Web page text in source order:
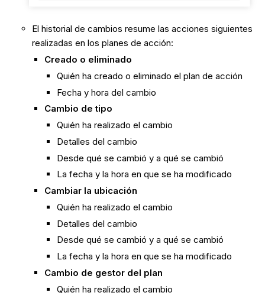
El historial de cambios resume las acciones siguientes
realizadas en los planes de acción:
Creado o eliminado
Quién ha creado o eliminado el plan de acción
Fecha y hora del cambio
Cambio de tipo
Quién ha realizado el cambio
Detalles del cambio
Desde qué se cambió y a qué se cambió
La fecha y la hora en que se ha modificado
Cambiar la ubicación
Quién ha realizado el cambio
Detalles del cambio
Desde qué se cambió y a qué se cambió
La fecha y la hora en que se ha modificado
Cambio de gestor del plan
Quién ha realizado el cambio